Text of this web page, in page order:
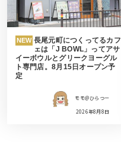
NEW 長尾元町につくってるカフ
ェは「J BOWL」ってアサ
イーボウルとグリークヨーグル
ト専門店。8月15日オープン予
定
モモ＠ひらつー
2026年8月8日